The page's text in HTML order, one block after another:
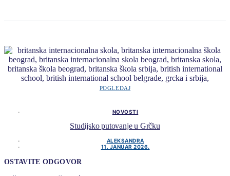
POGLEDAJ
NOVOSTI
Studijsko putovanje u Grčku
ALEKSANDRA
11. JANUAR 2026.
OSTAVITE ODGOVOR